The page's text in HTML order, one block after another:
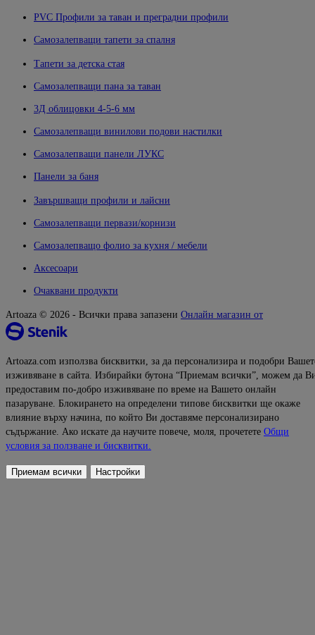
PVC Профили за таван и преградни профили
Самозалепващи тапети за спалня
Тапети за детска стая
Самозалепващи пана за таван
3Д облицовки 4-5-6 мм
Самозалепващи винилови подови настилки
Самозалепващи панели ЛУКС
Панели за баня
Завършващи профили и лайсни
Самозалепващи первази/корнизи
Самозалепващо фолио за кухня / мебели
Аксесоари
Очаквани продукти
Artoaza © 2026 - Всички права запазени Онлайн магазин от
Artoaza.com използва бисквитки, за да персонализира и подобри
изживяване в сайта. Избирайки бутона “Приемам всички”, можем да
предоставим по-добро изживяване по време на Вашето онлайн
пазаруване. Блокирането на определени типове бисквитки ще окаже
влияние върху начина, по който Ви доставяме персонализирано
съдържание. Ако искате да научите повече, моля, прочетете Общи
условия за ползване и бисквитки.
Приемам всички Настройки